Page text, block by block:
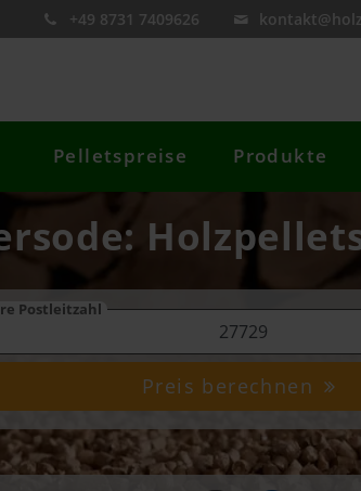
+49 8731 7409626
Pelletspreise Produkte
Postleitzahl
Preis berechnen